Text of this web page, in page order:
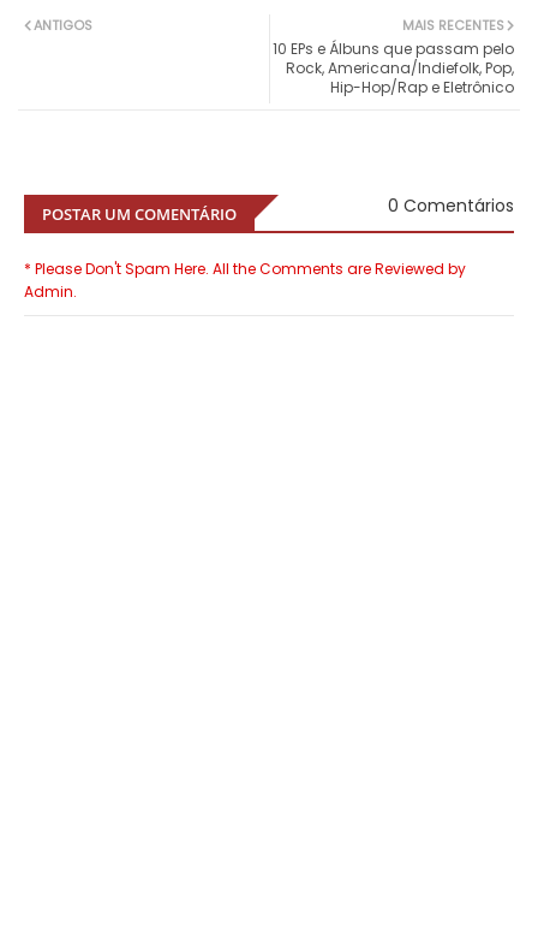
MAIS RECENTES
10 EPs e Álbuns que passam pelo
Rock, Americana/Indiefolk, Pop,
Hip-Hop/Rap e Eletrônico
ANTIGOS
POSTAR UM COMENTÁRIO 0 Comentários
* Please Don't Spam Here. All the Comments are Reviewed by
Admin.